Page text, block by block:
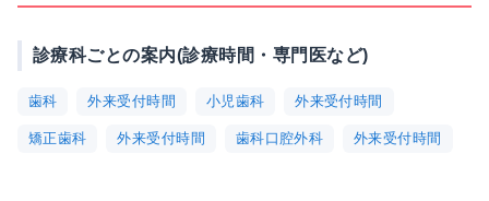
診療科ごとの案内(診療時間・専門医など)
歯科 外来受付時間 小児歯科 外来受付時間
矯正歯科 外来受付時間 歯科口腔外科 外来受付時間